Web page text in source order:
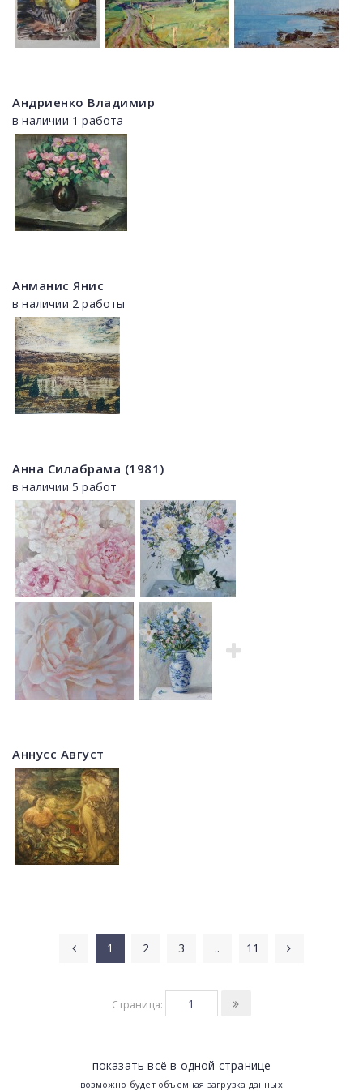
Андриенко Владимир
в наличии 1 работа
Анманис Янис
в наличии 2 работы
Анна Силабрама (1981)
в наличии 5 работ
Аннусс Август
1 2 3 .. 11
Страница:
показать всё в одной странице
возможно будет объемная загрузка данных